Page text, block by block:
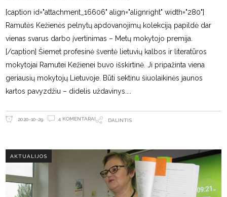
[caption id="attachment_16606" align="alignright" width="280"]
Ramutės Kežienės pelnytų apdovanojimų kolekciją papildė dar
vienas svarus darbo įvertinimas – Metų mokytojo premija.
[/caption] Šiemet profesinė šventė lietuvių kalbos ir literatūros
mokytojai Ramutei Kežienei buvo išskirtinė. Ji pripažinta viena
geriausių mokytojų Lietuvoje. Būti sektinu šiuolaikinės jaunos
kartos pavyzdžiu – didelis uždavinys.
2020-10-29 4 KOMENTARAI DALINTIS
AKTUALIJOS